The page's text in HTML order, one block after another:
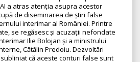
a atras atenția asupra acestor
de diseminarea de știri false
interimar al României. Printre
se regăsesc și acuzații nefondate
Ilie Bolojan și a ministrului
Cătălin Predoiu. Dezvoltări
că aceste conturi false sunt